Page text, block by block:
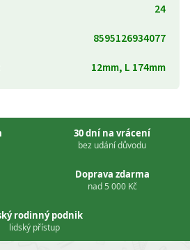
24
8595126934077
12mm, L 174mm
30 dní na vrácení
bez udání důvodu
Doprava zdarma
nad 5 000 Kč
rodinný podnik
lidský přístup